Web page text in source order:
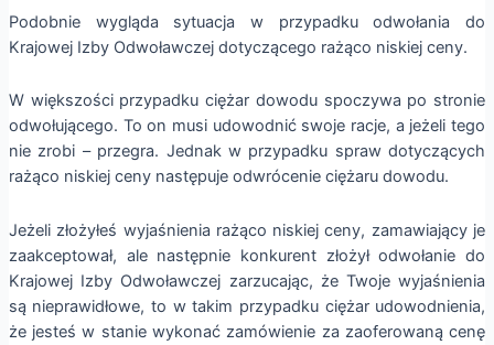
Podobnie wygląda sytuacja w przypadku odwołania do
Krajowej Izby Odwoławczej dotyczącego rażąco niskiej ceny.
W większości przypadku ciężar dowodu spoczywa po stronie
odwołującego. To on musi udowodnić swoje racje, a jeżeli tego
nie zrobi – przegra. Jednak w przypadku spraw dotyczących
rażąco niskiej ceny następuje odwrócenie ciężaru dowodu.
Jeżeli złożyłeś wyjaśnienia rażąco niskiej ceny, zamawiający je
zaakceptował, ale następnie konkurent złożył odwołanie do
Krajowej Izby Odwoławczej zarzucając, że Twoje wyjaśnienia
są nieprawidłowe, to w takim przypadku ciężar udowodnienia,
że jesteś w stanie wykonać zamówienie za zaoferowaną cenę